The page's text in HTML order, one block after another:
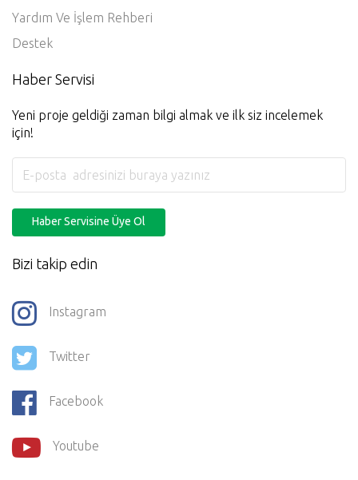
Yardım Ve İşlem Rehberi
Destek
Haber Servisi
Yeni proje geldiği zaman bilgi almak ve ilk siz incelemek
için!
Haber Servisine Üye Ol
Bizi takip edin
Instagram
Twitter
Facebook
Youtube